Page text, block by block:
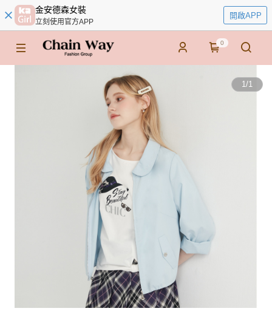
金安德森女裝
立刻使用官方APP
開啟APP
0
1/1